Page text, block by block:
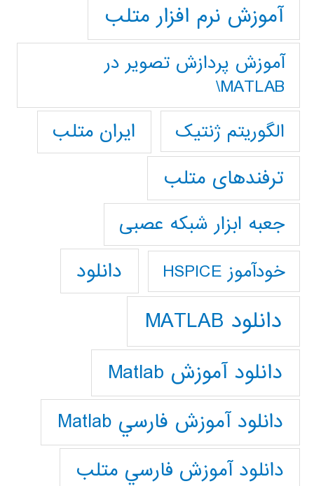
آموزش نرم افزار متلب
آموزش پردازش تصوير در
MATLAB\
الگوریتم ژنتیک
ایران متلب
ترفندهای متلب
جعبه ابزار شبکه عصبی
خودآموز HSPICE دانلود
دانلود MATLAB
دانلود آموزش Matlab
دانلود آموزش فارسي Matlab
دانلود آموزش فارسي متلب